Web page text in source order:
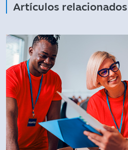
Artículos relacionados